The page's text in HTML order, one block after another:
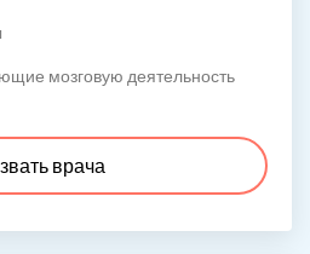
мозговую деятельность
врача